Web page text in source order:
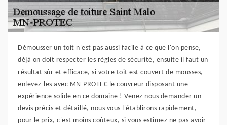
Démousser un toit n'est pas aussi facile à ce que l'on pense,
déjà on doit respecter les règles de sécurité, ensuite il faut un
résultat sûr et efficace, si votre toit est couvert de mousses,
enlevez-les avec MN-PROTEC le couvreur disposant une
expérience solide en ce domaine ! Venez nous demander un
devis précis et détaillé, nous vous l'établirons rapidement,
pour le prix, c'est moins coûteux, si vous estimez ne pas avoir